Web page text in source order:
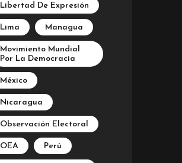
Libertad De Expresión
Lima Managua
Movimiento Mundial
Por La Democracia
México
Nicaragua
Observación Electoral
OEA Perú